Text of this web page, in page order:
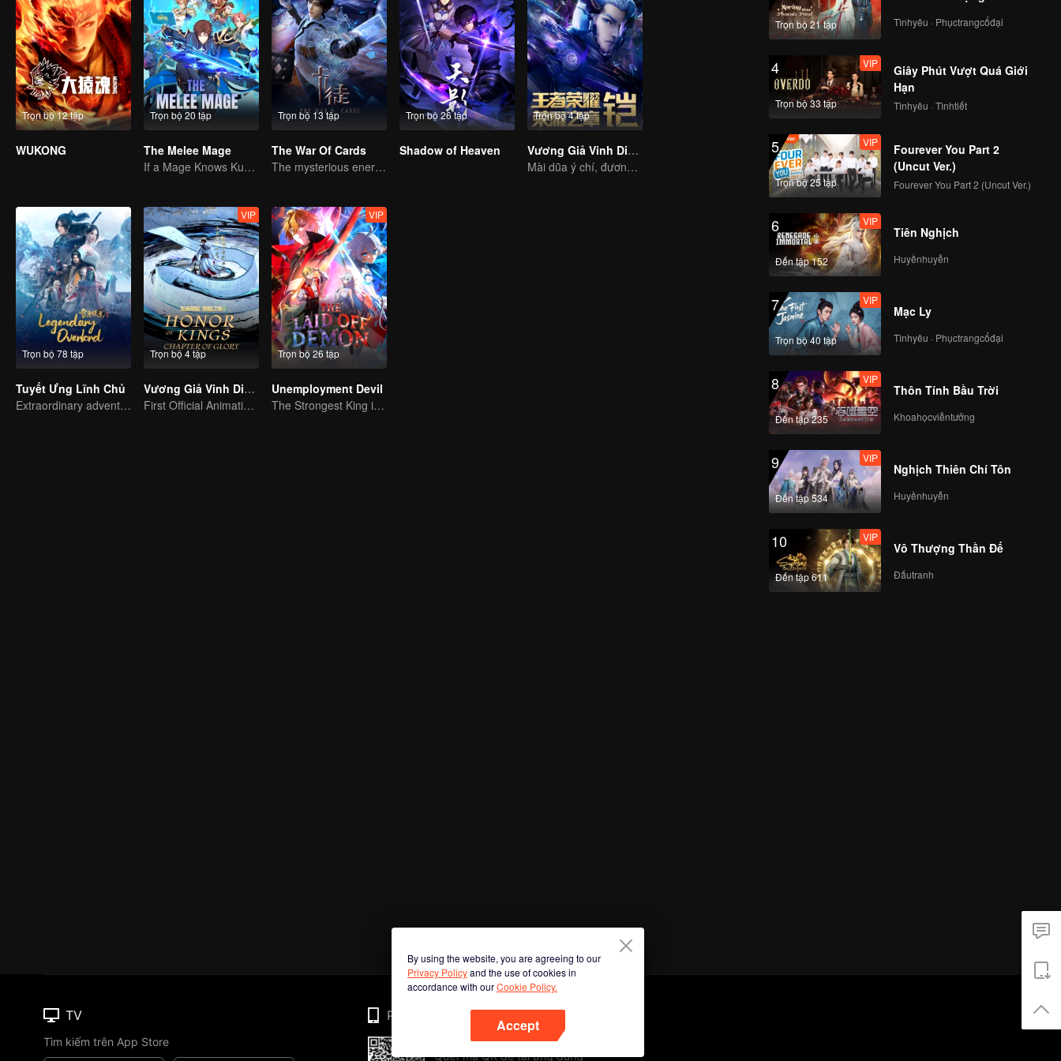
Trọn bộ 12 tập
WUKONG
Trọn bộ 20 tập
The Melee Mage
If a Mage Knows Kung Fu, No One Can Stop Him
Trọn bộ 13 tập
The War Of Cards
The mysterious energy from cards caused a war, how did Chen Mu handle it?
Trọn bộ 26 tập
Shadow of Heaven
Trọn bộ 4 tập
Vương Giả Vinh Diệu - Vinh Diệu Chi Chương: Mệnh Vận Thiên
Mài dũa ý chí, đương đầu số phận
Trọn bộ 78 tập
Tuyết Ưng Lĩnh Chủ
Extraordinary adventure, a teenager reborn from adversity.
Trọn bộ 4 tập
VIP
Vương Giả Vinh Diệu - Vinh Diệu Chi Chương: Thành Toái Nguyệt
First Official Animation of Honor of Kings
Trọn bộ 26 tập
VIP
Unemployment Devil
The Strongest King in the Demon World Suddenly Gets Laid Off?
Trọn bộ 21 tập Tìnhyêu · Phụctrangcổđại
4
Trọn bộ 33 tập
VIP
Giây Phút Vượt Quá Giới
Hạn
Tìnhyêu · Tìnhtiết
5
Trọn bộ 25 tập
VIP
Fourever You Part 2
(Uncut Ver.)
Fourever You Part 2 (Uncut Ver.)
6
Đến tập 152
VIP
Tiên Nghịch
Huyềnhuyễn
7
Trọn bộ 40 tập
VIP
Mạc Ly
Tìnhyêu · Phụctrangcổđại
8
Đến tập 235
VIP
Thôn Tính Bầu Trời
Khoahọcviễntưởng
9
Đến tập 534
VIP
Nghịch Thiên Chí Tôn
Huyềnhuyễn
10
Đến tập 611
VIP
Vô Thượng Thần Đế
Đấutranh
By using the website, you are agreeing to our
Privacy Policyand the use of cookies in
accordance with ourCookie Policy.
Accept
TV
Tìm kiếm trên App Store
Phone
Quét mã QR để tải ứng dụng